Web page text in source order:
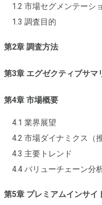
1.2 市場セグメンテーシ
1.3 調査目的
第2章 調査方法
第3章 エグゼクティブサマ
第4章 市場概要
4.1 業界展望
4.2 市場ダイナミクス（
4.3 主要トレンド
4.4 バリューチェーン分
第5章 プレミアムインサイ